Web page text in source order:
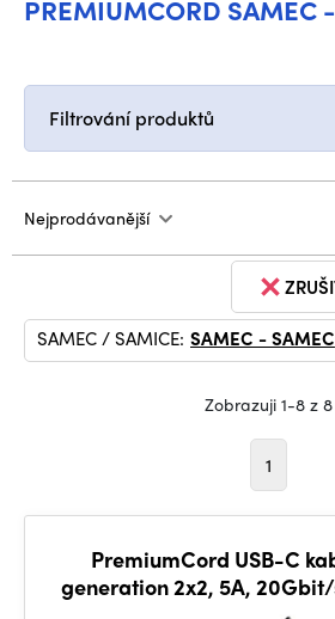
PREMIUMCORD SAMEC
Filtrování produktů
Nejprodávanější
SAMEC / SAMICE: SAMEC - SAMEC
Zobrazuji 1-8 z 8
1
PremiumCord USB-C
generation 2x2, 5A,